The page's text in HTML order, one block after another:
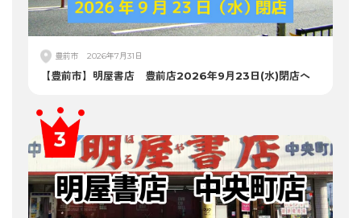
豊前市 2026年7月31日
【豊前市】明屋書店 豊前店2026年9月23日(水)閉店へ